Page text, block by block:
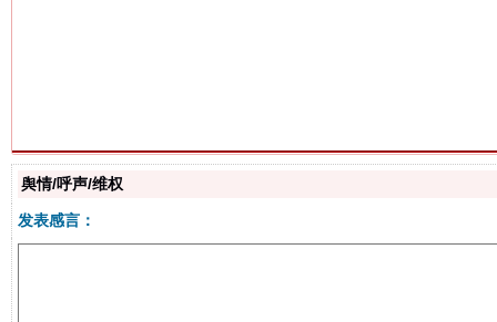
舆情/呼声/维权
发表感言：